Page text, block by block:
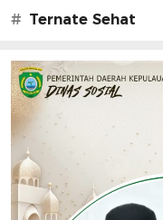
# Ternate Sehat